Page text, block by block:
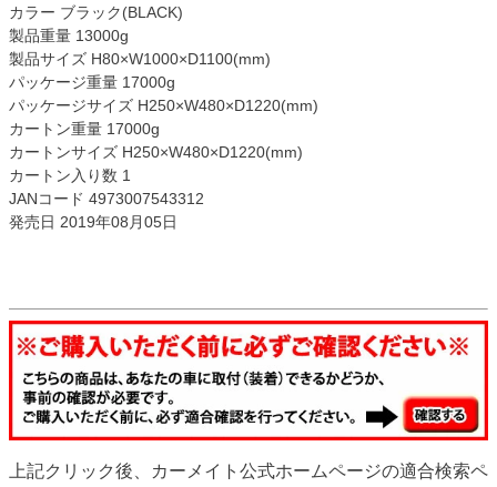
カラー ブラック(BLACK)
製品重量 13000g
製品サイズ H80×W1000×D1100(mm)
パッケージ重量 17000g
パッケージサイズ H250×W480×D1220(mm)
カートン重量 17000g
カートンサイズ H250×W480×D1220(mm)
カートン入り数 1
JANコード 4973007543312
発売日 2019年08月05日
上記クリック後、カーメイト公式ホームページの適合検索ペ